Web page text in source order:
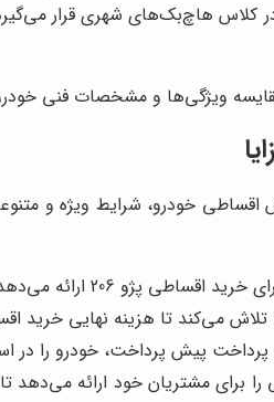
ویژگی‌ها و مشخصات فنی
ویژه و متنوعی را برای خرید اقساطی پژو 206
به شرایط مالی خود، بهترین گزینه را انتخاب کنید.
تلاش می‌کند تا هزینه نهایی
پرداخت پیش پرداخت، خودرو را
مشتریان خود ارائه می‌دهد تا